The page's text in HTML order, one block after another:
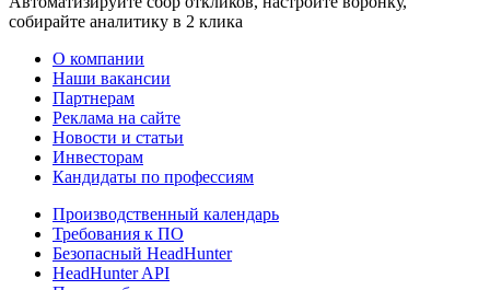
собирайте аналитику в 2 клика
О компании
Наши вакансии
Партнерам
Реклама на сайте
Новости и статьи
Инвесторам
Кандидаты по профессиям
Производственный календарь
Требования к ПО
Безопасный HeadHunter
HeadHunter API